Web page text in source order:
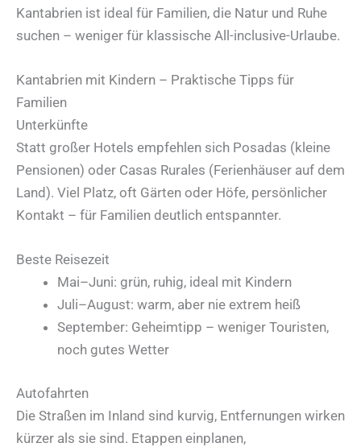
Kantabrien ist ideal für Familien, die Natur und Ruhe
suchen – weniger für klassische All-inclusive-Urlaube.
Kantabrien mit Kindern – Praktische Tipps für
Familien
Unterkünfte
Statt großer Hotels empfehlen sich Posadas (kleine
Pensionen) oder Casas Rurales (Ferienhäuser auf dem
Land). Viel Platz, oft Gärten oder Höfe, persönlicher
Kontakt – für Familien deutlich entspannter.
Beste Reisezeit
Mai–Juni: grün, ruhig, ideal mit Kindern
Juli–August: warm, aber nie extrem heiß
September: Geheimtipp – weniger Touristen,
noch gutes Wetter
Autofahrten
Die Straßen im Inland sind kurvig, Entfernungen wirken
kürzer als sie sind. Etappen einplanen,